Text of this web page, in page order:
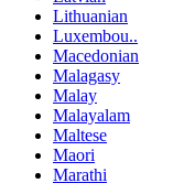
Lithuanian
Luxembou..
Macedonian
Malagasy
Malay
Malayalam
Maltese
Maori
Marathi